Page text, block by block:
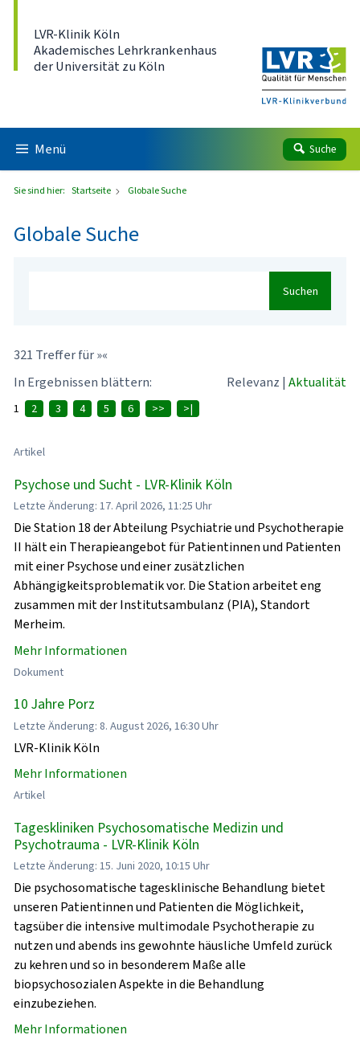
LVR-Klinik Köln
Akademisches Lehrkrankenhaus
der Universität zu Köln
Menü Suche
Sie sind hier: Startseite Globale Suche
Globale Suche
Suchen
321 Treffer für »«
In Ergebnissen blättern:
Relevanz | Aktualität
1 2 3 4 5 6 >> >|
Artikel
Psychose und Sucht - LVR-Klinik Köln
Letzte Änderung: 17. April 2026, 11:25 Uhr
Die Station 18 der Abteilung Psychiatrie und Psychotherapie
II hält ein Therapieangebot für Patientinnen und Patienten
mit einer Psychose und einer zusätzlichen
Abhängigkeitsproblematik vor. Die Station arbeitet eng
zusammen mit der Institutsambulanz (PIA), Standort
Merheim.
Mehr Informationen
Dokument
10 Jahre Porz
Letzte Änderung: 8. August 2026, 16:30 Uhr
LVR-Klinik Köln
Mehr Informationen
Artikel
Tageskliniken Psychosomatische Medizin und
Psychotrauma - LVR-Klinik Köln
Letzte Änderung: 15. Juni 2020, 10:15 Uhr
Die psychosomatische tagesklinische Behandlung bietet
unseren Patientinnen und Patienten die Möglichkeit,
tagsüber die intensive multimodale Psychotherapie zu
nutzen und abends ins gewohnte häusliche Umfeld zurück
zu kehren und so in besonderem Maße alle
biopsychosozialen Aspekte in die Behandlung
einzubeziehen.
Mehr Informationen